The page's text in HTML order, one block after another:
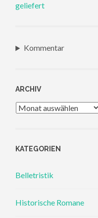
geliefert
Kommentar
ARCHIV
Archiv
KATEGORIEN
Belletristik
Historische Romane